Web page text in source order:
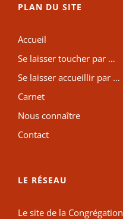
PLAN DU SITE
Accueil
Se laisser toucher par …
Se laisser accueillir par …
Carnet
Nous connaître
Contact
LE RÉSEAU
Le site de la Congrégation